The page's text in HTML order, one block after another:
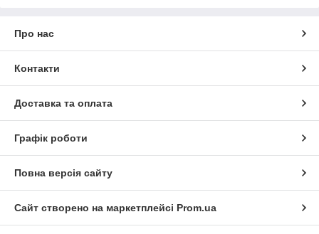
Про нас
Контакти
Доставка та оплата
Графік роботи
Повна версія сайту
Сайт створено на маркетплейсі Prom.ua